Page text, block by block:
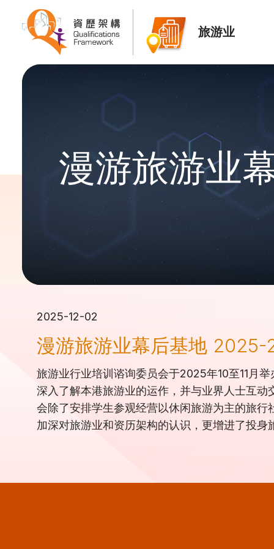
旅游业
漫游旅游业
2025-12-02
漫游旅游业幕后基地 2025-
旅游业行业培训谘询委员会于2025年10至11 月
深入了解本港旅游业的运作，并与业界人士互
会除了安排学生参观经营以休闲旅游为主的旅
加深对旅游业和资历架构的认识，更增进了投